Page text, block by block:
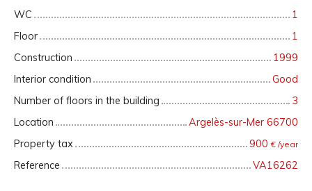
WC
1
Floor
1
Construction
1999
Interior condition
Good
Number of floors in the building
3
Location
Argelès-sur-Mer 66700
Property tax
900€ /year
Reference VA16262